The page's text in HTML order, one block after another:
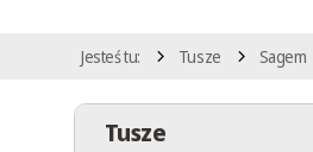
Jesteś tu: Tusze Sagem
Tusze